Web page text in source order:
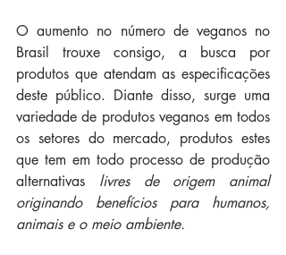
O aumento no número de veganos no
Brasil trouxe consigo, a busca por
produtos que atendam as especificações
deste público. Diante disso, surge uma
variedade de produtos veganos em todos
os setores do mercado, produtos estes
que tem em todo processo de produção
alternativas livres de origem animal
originando benefícios para humanos,
animais e o meio ambiente.